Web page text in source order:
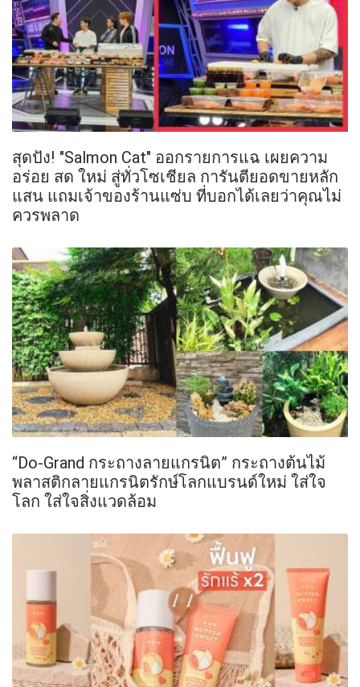
สุดปัง! "Salmon Cat" ออกรายการแฉ เผยความ
อร่อย สด ใหม่ สู่ทั่วโซเชียล การันตียอดขายหลัก
แสน แถมเจ้าของร้านแซ่บ ที่บอกได้เลยว่าคุณไม่
ควรพลาด
“Do-Grand กระถางลายแกรนิต” กระถางต้นไม้
พลาสติกลายแกรนิตรักษ์โลกแบรนด์ใหม่ ใส่ใจ
โลก ใส่ใจสิ่งแวดล้อม